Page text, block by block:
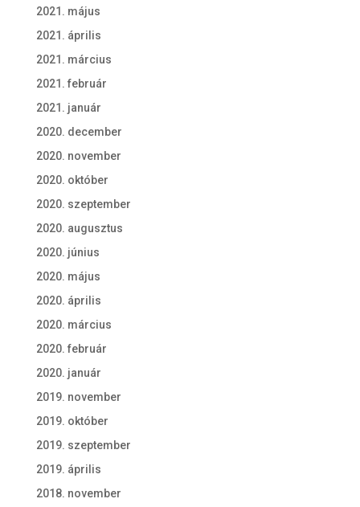
2021. május
2021. április
2021. március
2021. február
2021. január
2020. december
2020. november
2020. október
2020. szeptember
2020. augusztus
2020. június
2020. május
2020. április
2020. március
2020. február
2020. január
2019. november
2019. október
2019. szeptember
2019. április
2018. november